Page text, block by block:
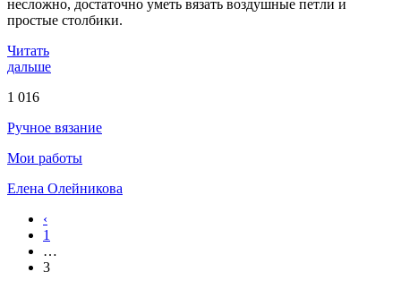
несложно, достаточно уметь вязать воздушные петли и
простые столбики.
Читать
дальше
1 016
Ручное вязание
Мои работы
Елена Олейникова
‹
1
…
3